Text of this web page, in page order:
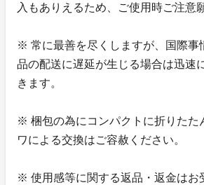
入もありえるため、ご使用時ご注意
※ 常に最善を尽くしますが、国際事
品の配送に遅延が生じる場合は迅速
きます。
※ 梱包の為にコンパクトに折りたた
ワによる交換はご容赦ください。
※ 使用感等に関する返品・返金はお